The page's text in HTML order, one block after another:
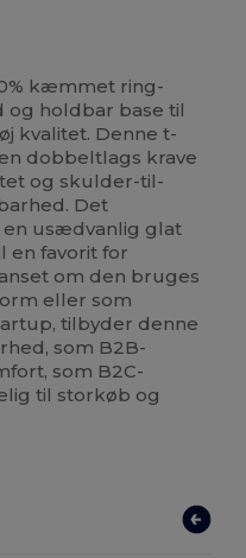
kæmmet ring-
og holdbar base til
kvalitet. Denne t-
dobbeltlags krave
og skulder-til-
Det
en usædvanlig glat
en favorit for
om den bruges
eller som
tilbyder denne
som B2B-
som B2C-
til storkøb og